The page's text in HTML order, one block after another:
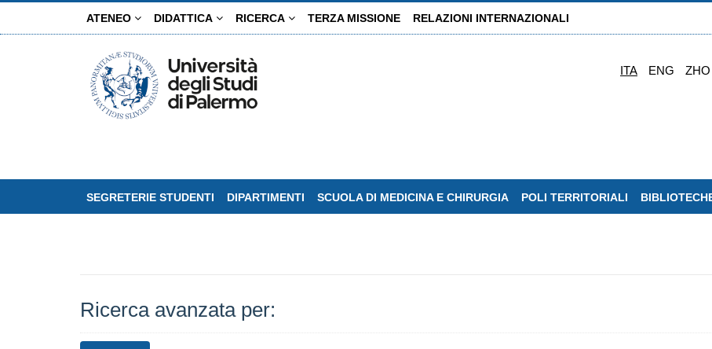
ATENEO DIDATTICA RICERCA TERZA MISSIONE RELAZIONI INTERNAZIONALI
ITA ENG ZHO
SEGRETERIE STUDENTI DIPARTIMENTI SCUOLA DI MEDICINA E CHIRURGIA POLI TERRITORIALI
Ricerca avanzata per: